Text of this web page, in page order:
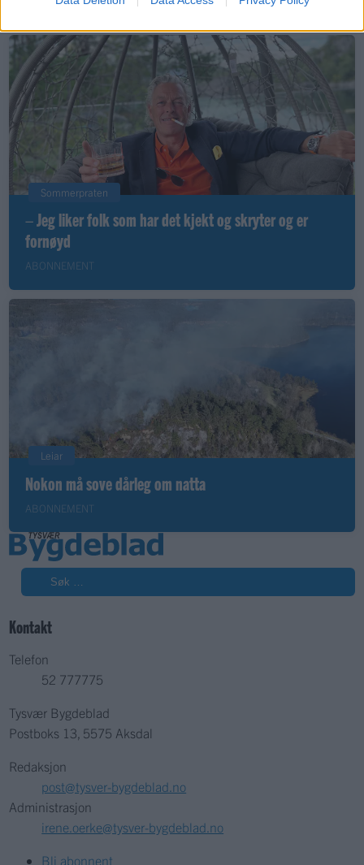
Sommerpraten
– Jeg liker folk som har det kjekt og skryter og er
fornøyd
ABONNEMENT
Leiar
Nokon må sove dårleg om natta
ABONNEMENT
Kontakt
Telefon
52 777775
Tysvær Bygdeblad
Postboks 13, 5575 Aksdal
Redaksjon
post@tysver-bygdeblad.no
Administrasjon
irene.oerke@tysver-bygdeblad.no
Bli abonnent